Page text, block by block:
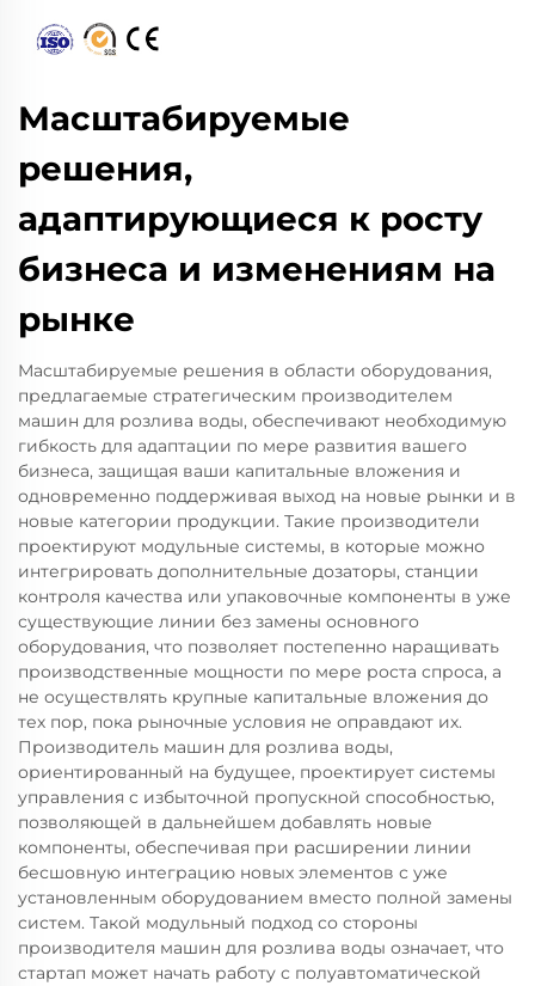
Масштабируемые
решения,
адаптирующиеся к росту
бизнеса и изменениям на
рынке
Масштабируемые решения в области оборудования,
предлагаемые стратегическим производителем
машин для розлива воды, обеспечивают необходимую
гибкость для адаптации по мере развития вашего
бизнеса, защищая ваши капитальные вложения и
одновременно поддерживая выход на новые рынки и в
новые категории продукции. Такие производители
проектируют модульные системы, в которые можно
интегрировать дополнительные дозаторы, станции
контроля качества или упаковочные компоненты в уже
существующие линии без замены основного
оборудования, что позволяет постепенно наращивать
производственные мощности по мере роста спроса, а
не осуществлять крупные капитальные вложения до
тех пор, пока рыночные условия не оправдают их.
Производитель машин для розлива воды,
ориентированный на будущее, проектирует системы
управления с избыточной пропускной способностью,
позволяющей в дальнейшем добавлять новые
компоненты, обеспечивая при расширении линии
бесшовную интеграцию новых элементов с уже
установленным оборудованием вместо полной замены
систем. Такой модульный подход со стороны
производителя машин для розлива воды означает, что
стартап может начать работу с полуавтоматической